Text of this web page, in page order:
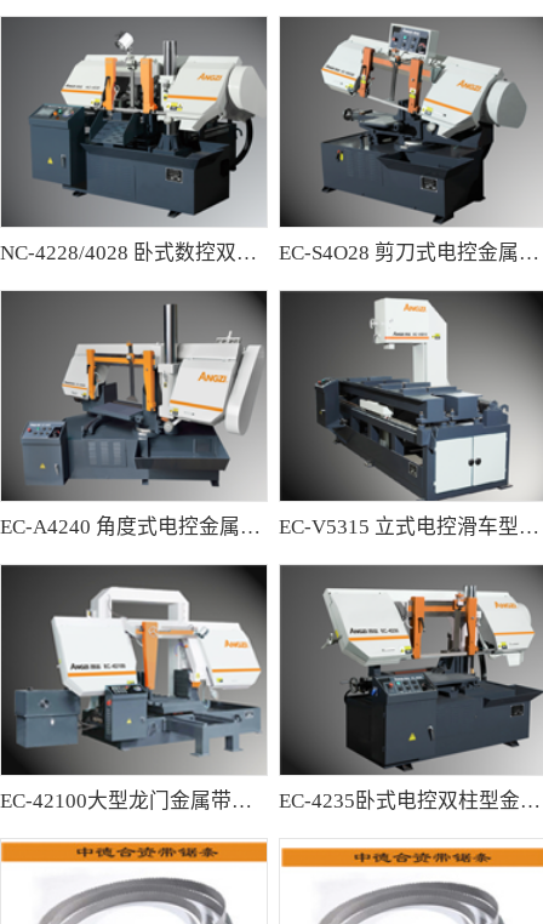
NC-4228/4028 卧式数控双柱型带锯床 EC-S4O28 剪刀式电控金属带锯床
EC-A4240 角度式电控金属带锯床 EC-V5315 立式电控滑车型金属带锯床
EC-42100大型龙门金属带锯床 EC-4235卧式电控双柱型金属带锯床